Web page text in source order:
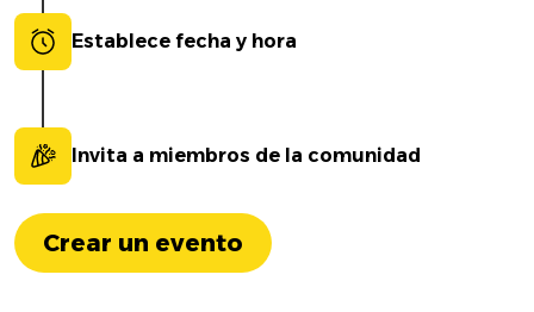
Establece fecha y hora
Invita a miembros de la comunidad
Crear un evento